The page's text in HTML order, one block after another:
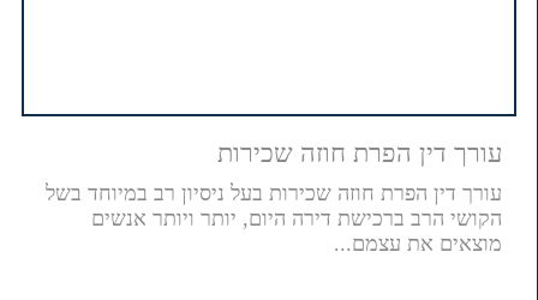
עורך דין הפרת חוזה שכירות
עורך דין הפרת חוזה שכירות בעל ניסיון רב במיוחד בשל
הקושי הרב ברכישת דירה היום, יותר ויותר אנשים
מוצאים את עצמם...